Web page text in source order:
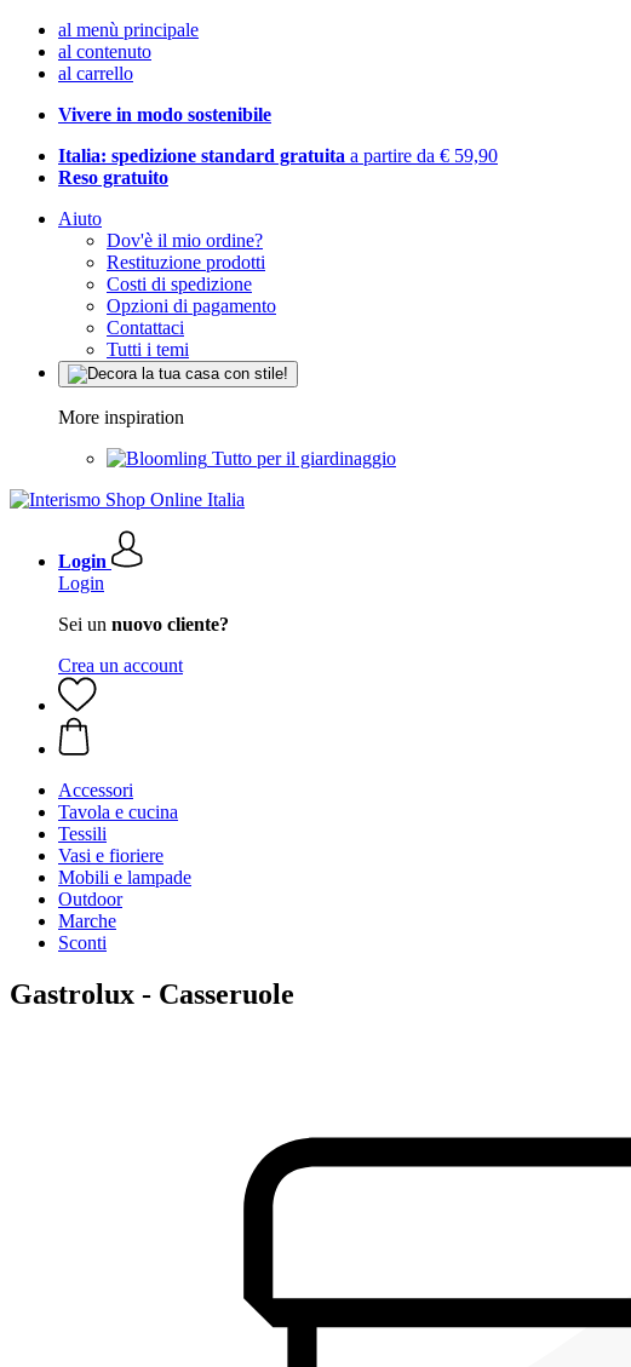
al menù principale
al contenuto
al carrello
Vivere in modo sostenibile
Italia: spedizione standard gratuita a partire da € 59,90
Reso gratuito
Aiuto
Dov'è il mio ordine?
Restituzione prodotti
Costi di spedizione
Opzioni di pagamento
Contattaci
Tutti i temi
More inspiration
Tutto per il giardinaggio
Login
Login
Sei un nuovo cliente?
Crea un account
Accessori
Tavola e cucina
Tessili
Vasi e fioriere
Mobili e lampade
Outdoor
Marche
Sconti
Gastrolux - Casseruole